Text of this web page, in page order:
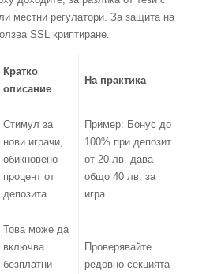
местни регулатори. За защита на
SSL криптиране.
Кратко
описание
На практика
Стимул за
нови играчи,
обикновено
процент от
депозита.
Пример: Бонус до
100% при депозит
от 20 лв. дава
общо 40 лв. за
игра.
Това може да
включва
безплатни
Проверявайте
редовно секцията